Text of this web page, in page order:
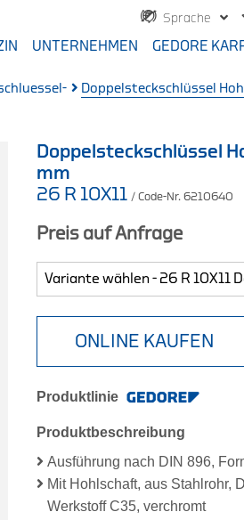
Sprache
UNTERNEHMEN GEDORE
Doppelsteckschlüssel
Doppelsteckschlüssel
mm
26 R 10X11 / Code-Nr. 6210640
Preis auf Anfrage
ONLINE KAUFEN
Produktlinie
Produktbeschreibung
Ausführung nach DIN 896,
Mit Hohlschaft, aus Stahlrohr,
Werkstoff C35, verchromt